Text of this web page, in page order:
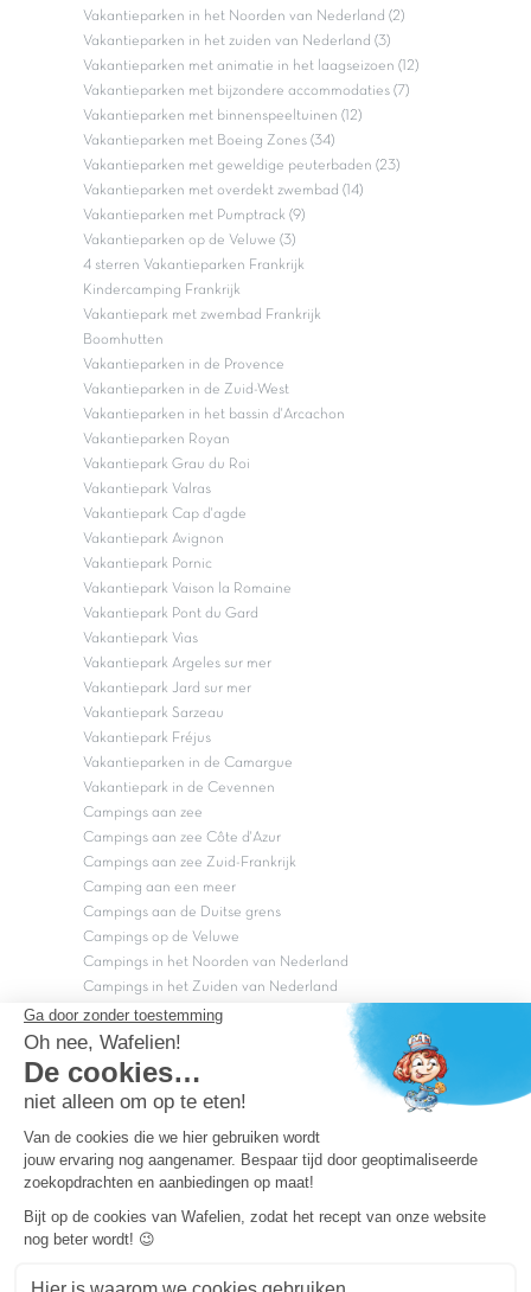
Vakantieparken in het Noorden van Nederland (2)
Vakantieparken in het zuiden van Nederland (3)
Vakantieparken met animatie in het laagseizoen (12)
Vakantieparken met bijzondere accommodaties (7)
Vakantieparken met binnenspeeltuinen (12)
Vakantieparken met Boeing Zones (34)
Vakantieparken met geweldige peuterbaden (23)
Vakantieparken met overdekt zwembad (14)
Vakantieparken met Pumptrack (9)
Vakantieparken op de Veluwe (3)
4 sterren Vakantieparken Frankrijk
Kindercamping Frankrijk
Vakantiepark met zwembad Frankrijk
Boomhutten
Vakantieparken in de Provence
Vakantieparken in de Zuid-West
Vakantieparken in het bassin d'Arcachon
Vakantieparken Royan
Vakantiepark Grau du Roi
Vakantiepark Valras
Vakantiepark Cap d'agde
Vakantiepark Avignon
Vakantiepark Pornic
Vakantiepark Vaison la Romaine
Vakantiepark Pont du Gard
Vakantiepark Vias
Vakantiepark Argeles sur mer
Vakantiepark Jard sur mer
Vakantiepark Sarzeau
Vakantiepark Fréjus
Vakantieparken in de Camargue
Vakantiepark in de Cevennen
Campings aan zee
Campings aan zee Côte d'Azur
Campings aan zee Zuid-Frankrijk
Camping aan een meer
Campings aan de Duitse grens
Campings op de Veluwe
Campings in het Noorden van Nederland
Campings in het Zuiden van Nederland
Copyright Capfun 2026 ©
Bij Capfun solliciteren
Veelgestelde vragen
Dutchbox Vakantiepark
Superdeals
Capfun in de media
Carabouille.nl
Wettelijke bepalingen
Algemene reisvoorwaarden
Persvragen? mailpersvragen@capfun.com